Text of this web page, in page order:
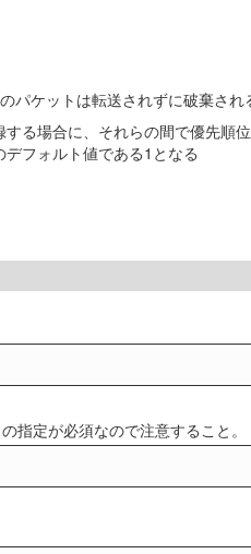
パケットは転送されずに破棄され
る場合に、それらの間で優先順
フォルト値である1となる
定が必須なので注意すること。